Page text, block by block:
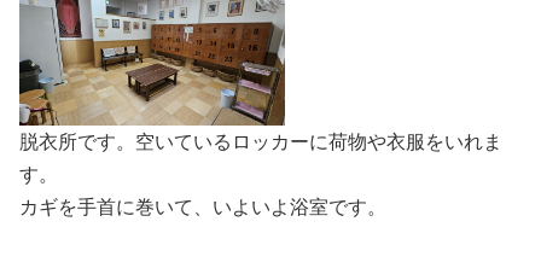
脱衣所です。空いているロッカーに荷物や衣服をいれま
す。
カギを手首に巻いて、いよいよ浴室です。